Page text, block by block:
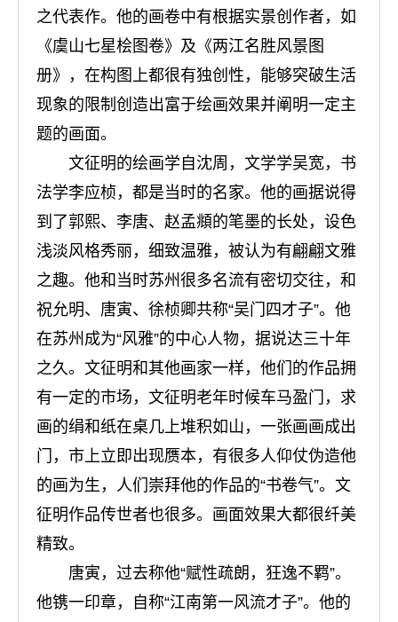
之代表作。他的画卷中有根据实景创作者，如
《虞山七星桧图卷》及《两江名胜风景图
册》，在构图上都很有独创性，能够突破生活
现象的限制创造出富于绘画效果并阐明一定主
题的画面。
文征明的绘画学自沈周，文学学吴宽，书
法学李应桢，都是当时的名家。他的画据说得
到了郭熙、李唐、赵孟頫的笔墨的长处，设色
浅淡风格秀丽，细致温雅，被认为有翩翩文雅
之趣。他和当时苏州很多名流有密切交往，和
祝允明、唐寅、徐桢卿共称“吴门四才子”。他
在苏州成为“风雅”的中心人物，据说达三十年
之久。文征明和其他画家一样，他们的作品拥
有一定的市场，文征明老年时候车马盈门，求
画的绢和纸在桌几上堆积如山，一张画画成出
门，市上立即出现赝本，有很多人仰仗伪造他
的画为生，人们崇拜他的作品的“书卷气”。文
征明作品传世者也很多。画面效果大都很纤美
精致。
唐寅，过去称他“赋性疏朗，狂逸不羁”。
他镌一印章，自称“江南第一风流才子”。他的